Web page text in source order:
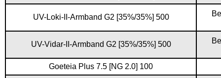
UV-Loki-II-Armband G2 [35%/35%] 500
UV-Vidar-II-Armband G2 [35%/35%] 500
Goeteia Plus 7.5 [NG 2.0] 100